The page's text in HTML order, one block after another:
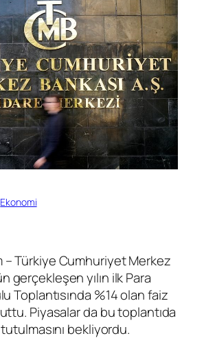
Ekonomi
Türkiye Cumhuriyet Merkez
gerçekleşen yılın ilk Para
Toplantısında %14 olan faiz
Piyasalar da bu toplantıda
bekliyordu.